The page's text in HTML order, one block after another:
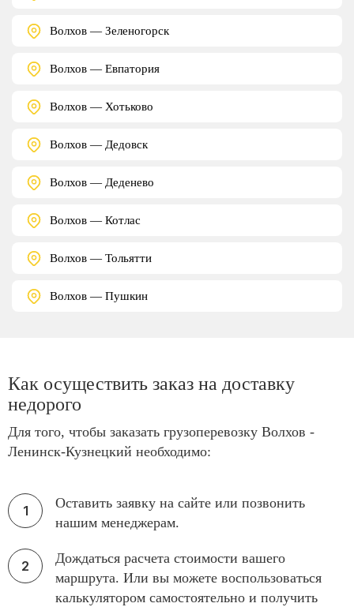
Волхов — Зеленогорск
Волхов — Евпатория
Волхов — Хотьково
Волхов — Дедовск
Волхов — Деденево
Волхов — Котлас
Волхов — Тольятти
Волхов — Пушкин
Как осуществить заказ на доставку
недорого
Для того, чтобы заказать грузоперевозку Волхов -
Ленинск-Кузнецкий необходимо:
Оставить заявку на сайте или позвонить
нашим менеджерам.
Дождаться расчета стоимости вашего
маршрута. Или вы можете воспользоваться
калькулятором самостоятельно и получить